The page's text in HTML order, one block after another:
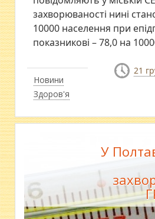
Новини
Здоров'я
захворюваності нині
10000 населення при
показникові – 78,0 на
21
У